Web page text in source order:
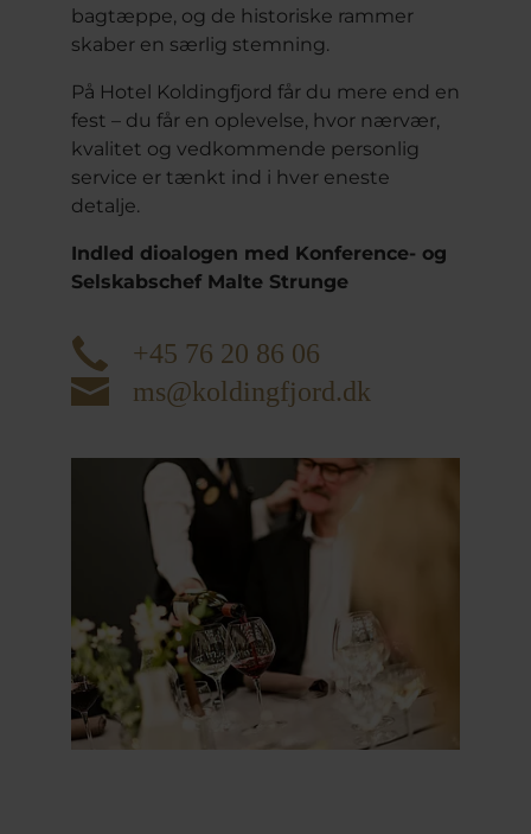
bagtæppe, og de historiske rammer
skaber en særlig stemning.
På Hotel Koldingfjord får du mere end en
fest – du får en oplevelse, hvor nærvær,
kvalitet og vedkommende personlig
service er tænkt ind i hver eneste
detalje.
Indled dioalogen med Konference- og
Selskabschef Malte Strunge
+45 76 20 86 06
ms@koldingfjord.dk